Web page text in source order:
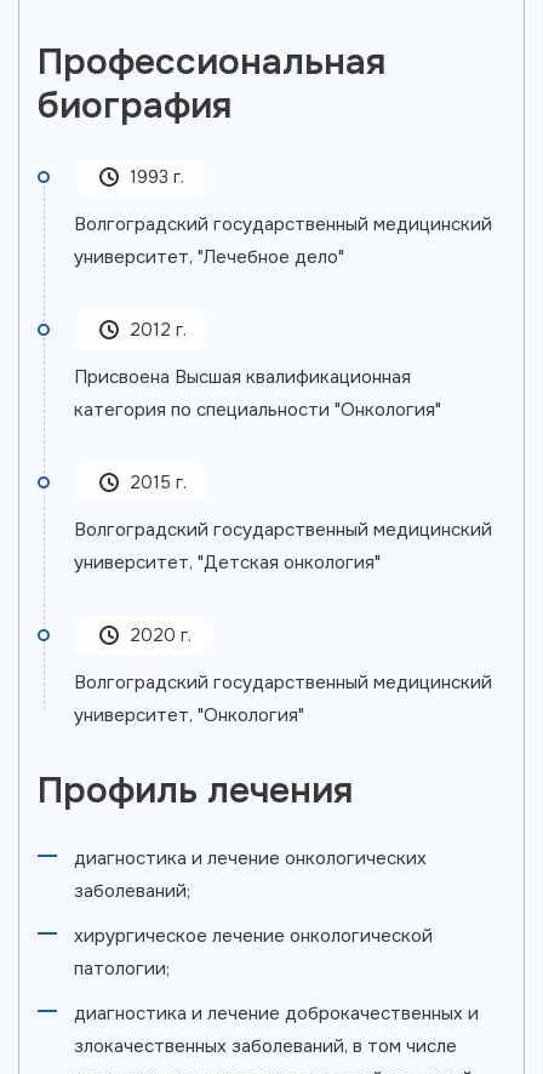
Профессиональная
биография
1993 г.
Волгоградский государственный медицинский
университет, "Лечебное дело"
2012 г.
Присвоена Высшая квалификационная
категория по специальности "Онкология"
2015 г.
Волгоградский государственный медицинский
университет, "Детская онкология"
2020 г.
Волгоградский государственный медицинский
университет, "Онкология"
Профиль лечения
диагностика и лечение онкологических
заболеваний;
хирургическое лечение онкологической
патологии;
диагностика и лечение доброкачественных и
злокачественных заболеваний, в том числе